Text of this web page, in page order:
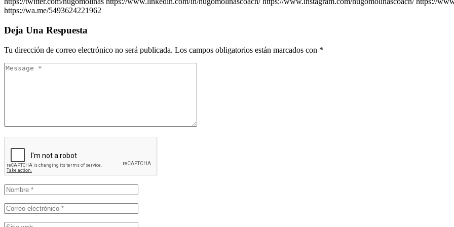
https://wa.me/5493624221962
Deja Una Respuesta
Tu dirección de correo electrónico no será publicada. Los campos obligatorios están marcados con *